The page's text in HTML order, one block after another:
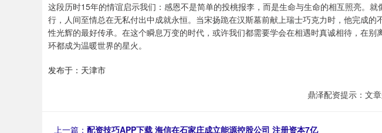
这段历时15年的情谊启示我们：感恩不是简单的投桃报李，而是生命与生命的相互照亮。
行，人间至情总在无私付出中成就永恒。当宋扬跪在汉斯墓前献上瑞士巧克力时，他完成的
性光辉的最好传承。在这个瞬息万变的时代，或许我们都需要学会在相遇时真诚相待，在别
环都成为温暖世界的星火。
发布于：天津市
鼎泽配资提示：文
上一篇： 配资技巧APP下载 海信在石家庄成立能源控股公司 注册资本7亿